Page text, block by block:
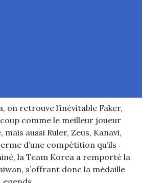
on retrouve l’inévitable Faker,
comme le meilleur joueur
mais aussi Ruler, Zeus, Kanavi,
d’une compétition qu’ils
la Team Korea a remporté la
s’offrant donc la médaille